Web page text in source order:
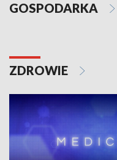
GOSPODARKA
ZDROWIE